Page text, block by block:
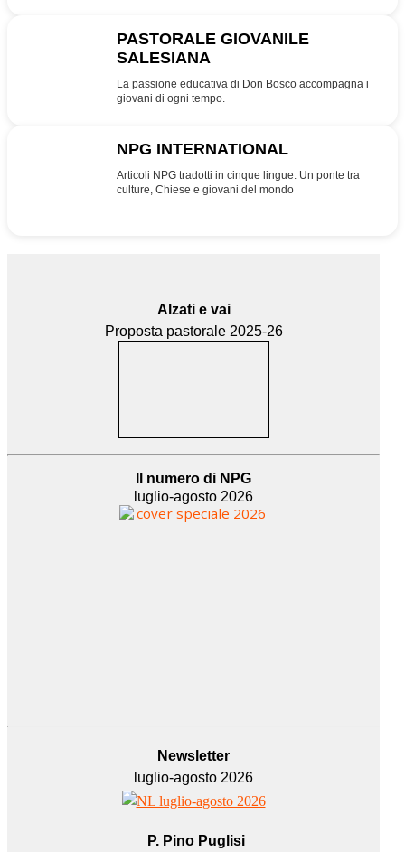
PASTORALE GIOVANILE
SALESIANA
La passione educativa di Don Bosco accompagna i
giovani di ogni tempo.
NPG INTERNATIONAL
Articoli NPG tradotti in cinque lingue. Un ponte tra
culture, Chiese e giovani del mondo
Alzati e vai
Proposta pastorale 2025-26
Il numero di NPG
luglio-agosto 2026
Newsletter
luglio-agosto 2026
P. Pino Puglisi